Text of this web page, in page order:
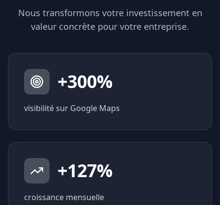
Nous transformons votre investissement en
valeur concrète pour votre entreprise.
+300%
visibilité sur Google Maps
+127%
croissance mensuelle